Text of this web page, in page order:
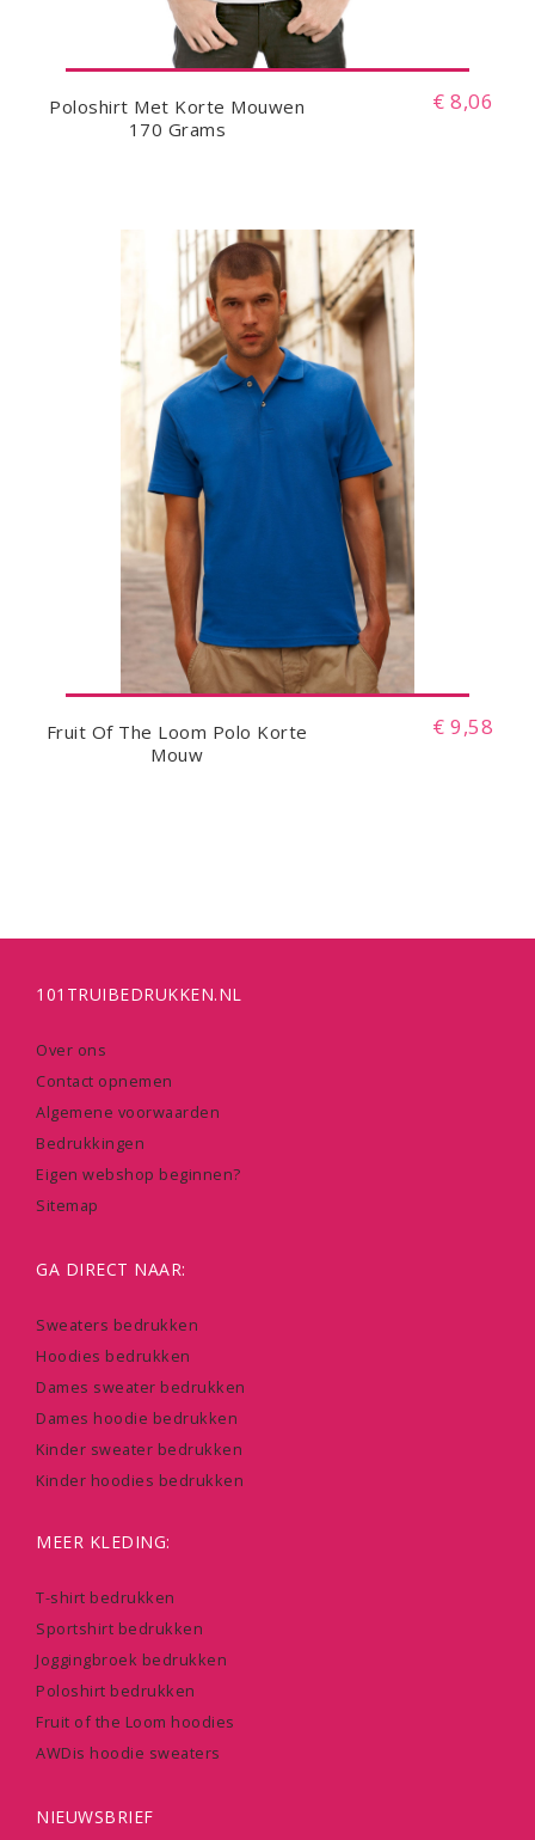
Poloshirt Met Korte Mouwen
170 Grams
€ 8,06
Fruit Of The Loom Polo Korte
Mouw
€ 9,58
101TRUIBEDRUKKEN.NL
Over ons
Contact opnemen
Algemene voorwaarden
Bedrukkingen
Eigen webshop beginnen?
Sitemap
GA DIRECT NAAR:
Sweaters bedrukken
Hoodies bedrukken
Dames sweater bedrukken
Dames hoodie bedrukken
Kinder sweater bedrukken
Kinder hoodies bedrukken
MEER KLEDING:
T-shirt bedrukken
Sportshirt bedrukken
Joggingbroek bedrukken
Poloshirt bedrukken
Fruit of the Loom hoodies
AWDis hoodie sweaters
NIEUWSBRIEF